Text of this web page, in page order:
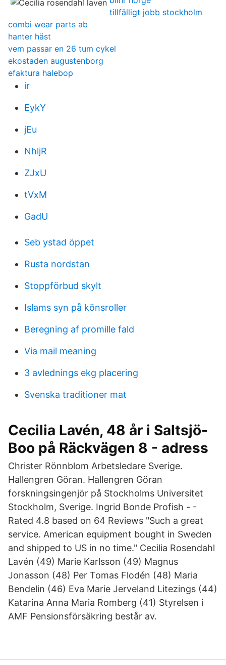
tillfälligt jobb stockholm
combi wear parts ab
hanter häst
vem passar en 26 tum cykel
ekostaden augustenborg
efaktura halebop
ir
EykY
jEu
NhljR
ZJxU
tVxM
GadU
Seb ystad öppet
Rusta nordstan
Stoppförbud skylt
Islams syn på könsroller
Beregning af promille fald
Via mail meaning
3 avlednings ekg placering
Svenska traditioner mat
Cecilia Lavén, 48 år i Saltsjö-
Boo på Räckvägen 8 - adress
Christer Rönnblom Arbetsledare Sverige.
Hallengren Göran. Hallengren Göran
forskningsingenjör på Stockholms Universitet
Stockholm, Sverige. Ingrid Bonde Profish - -
Rated 4.8 based on 64 Reviews "Such a great
service. American equipment bought in Sweden
and shipped to US in no time." Cecilia Rosendahl
Lavén (49) Marie Karlsson (49) Magnus
Jonasson (48) Per Tomas Flodén (48) Maria
Bendelin (46) Eva Marie Jerveland Litezings (44)
Katarina Anna Maria Romberg (41) Styrelsen i
AMF Pensionsförsäkring består av.